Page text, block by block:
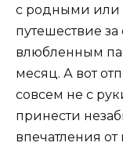
с родными или
путешествие
влюбленным
месяц. А вот
совсем не с
принести
впечатления